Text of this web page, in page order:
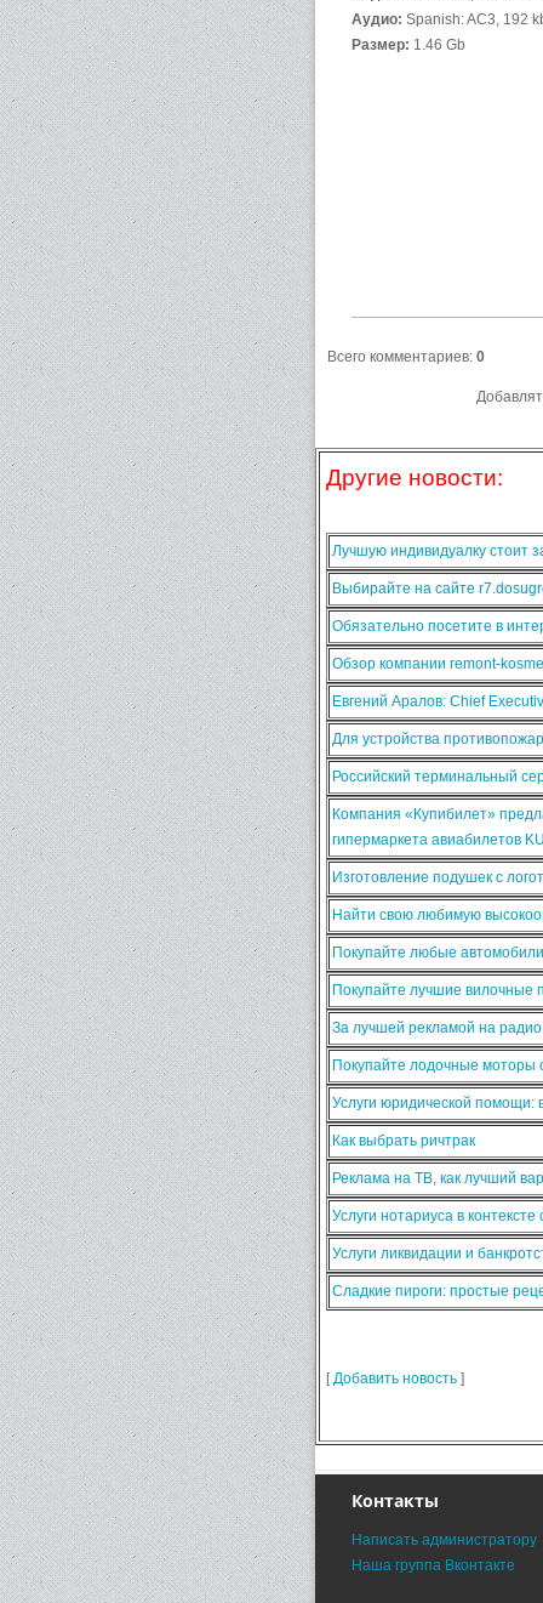
Аудио: Spanish: AC3, 192
Размер: 1.46 Gb
Всего комментариев: 0
Другие новости:
Лучшую индивидуалку стоит
Выбирайте на сайте
Обязательно посетите в
Обзор компании remont-
Евгений Аралов: Chief
Для устройства
Российский терминальный
Компания «Купибилет»
гипермаркета авиабилетов
Изготовление подушек с
Найти свою любимую
Покупайте любые
Покупайте лучшие вилочные
За лучшей рекламой на
Покупайте лодочные моторы
Услуги юридической
Как выбрать ричтрак
Реклама на ТВ, как лучший
Услуги нотариуса в
Услуги ликвидации и
Сладкие пироги: простые
[Добавить новость ]
Контакты
Написать администратору
Наша группа Вконтакте